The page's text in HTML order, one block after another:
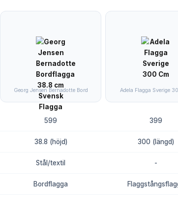
Georg Jensen Bernadotte Bord Adela Flagga Sverige
599 399
38.8 (höjd) 300 (längd)
Stål/textil -
Bordflagga